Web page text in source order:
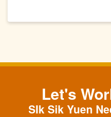
Let's
SIk Sik Yuen